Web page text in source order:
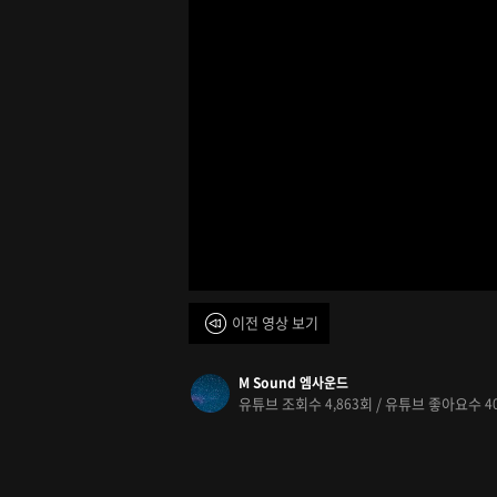
이전 영상 보기
M Sound 엠사운드
유튜브 조회수 4,863회 / 유튜브 좋아요수